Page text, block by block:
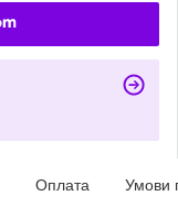
Оплата Умови